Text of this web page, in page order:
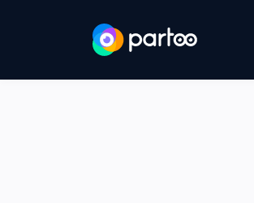
Aller au menu principal